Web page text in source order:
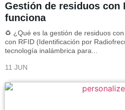
Gestión de residuos con
funciona
♻️ ¿Qué es la gestión de residuos
con RFID (Identificación por
tecnología inalámbrica para...
11 JUN